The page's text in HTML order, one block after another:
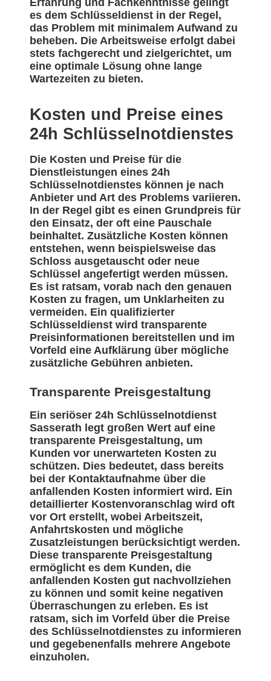
Erfahrung und Fachkenntnisse gelingt
es dem Schlüsseldienst in der Regel,
das Problem mit minimalem Aufwand zu
beheben. Die Arbeitsweise erfolgt dabei
stets fachgerecht und zielgerichtet, um
eine optimale Lösung ohne lange
Wartezeiten zu bieten.
Kosten und Preise eines
24h Schlüsselnotdienstes
Die Kosten und Preise für die
Dienstleistungen eines 24h
Schlüsselnotdienstes können je nach
Anbieter und Art des Problems variieren.
In der Regel gibt es einen Grundpreis für
den Einsatz, der oft eine Pauschale
beinhaltet. Zusätzliche Kosten können
entstehen, wenn beispielsweise das
Schloss ausgetauscht oder neue
Schlüssel angefertigt werden müssen.
Es ist ratsam, vorab nach den genauen
Kosten zu fragen, um Unklarheiten zu
vermeiden. Ein qualifizierter
Schlüsseldienst wird transparente
Preisinformationen bereitstellen und im
Vorfeld eine Aufklärung über mögliche
zusätzliche Gebühren anbieten.
Transparente Preisgestaltung
Ein seriöser 24h Schlüsselnotdienst
Sasserath legt großen Wert auf eine
transparente Preisgestaltung, um
Kunden vor unerwarteten Kosten zu
schützen. Dies bedeutet, dass bereits
bei der Kontaktaufnahme über die
anfallenden Kosten informiert wird. Ein
detaillierter Kostenvoranschlag wird oft
vor Ort erstellt, wobei Arbeitszeit,
Anfahrtskosten und mögliche
Zusatzleistungen berücksichtigt werden.
Diese transparente Preisgestaltung
ermöglicht es dem Kunden, die
anfallenden Kosten gut nachvollziehen
zu können und somit keine negativen
Überraschungen zu erleben. Es ist
ratsam, sich im Vorfeld über die Preise
des Schlüsselnotdienstes zu informieren
und gegebenenfalls mehrere Angebote
einzuholen.